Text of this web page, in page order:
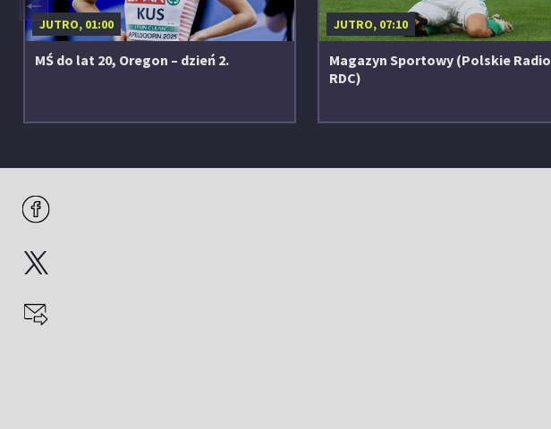
JUTRO, 01:00
MŚ do lat 20, Oregon – dzień 2.
JUTRO, 07:10
Magazyn Sportowy (Polskie Radio
RDC)
◀